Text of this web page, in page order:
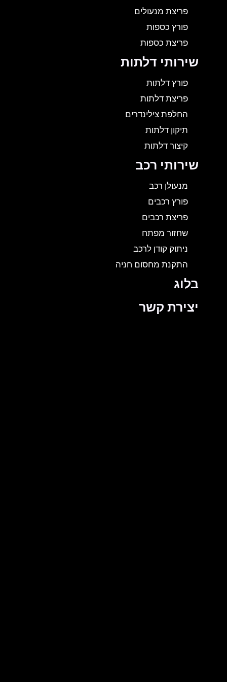
פריצת מנעולים
פורץ כספות
פריצת כספות
שירותי דלתות
פורץ דלתות
פריצת דלתות
החלפת צילינדרים
תיקון דלתות
קיצור דלתות
שירותי רכב
מנעולן רכב
פורץ רכבים
פריצת רכבים
שחזור מפתח
ניתוק קודן לרכב
התקנת מחסום חניה
בלוג
יצירת קשר